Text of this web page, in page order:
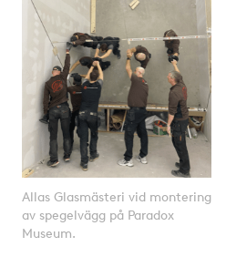
Allas Glasmästeri vid montering
av spegelvägg på Paradox
Museum.